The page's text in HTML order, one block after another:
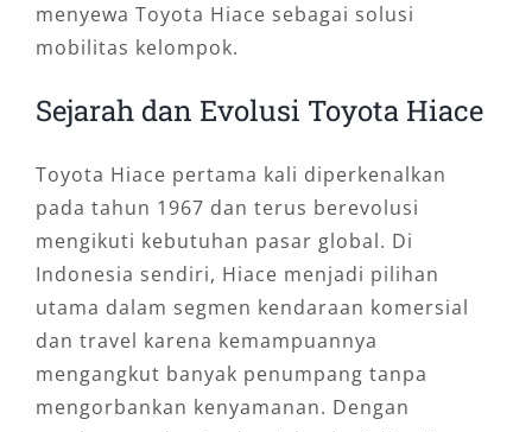
menyewa Toyota Hiace sebagai solusi
mobilitas kelompok.
Sejarah dan Evolusi Toyota Hiace
Toyota Hiace pertama kali diperkenalkan
pada tahun 1967 dan terus berevolusi
mengikuti kebutuhan pasar global. Di
Indonesia sendiri, Hiace menjadi pilihan
utama dalam segmen kendaraan komersial
dan travel karena kemampuannya
mengangkut banyak penumpang tanpa
mengorbankan kenyamanan. Dengan